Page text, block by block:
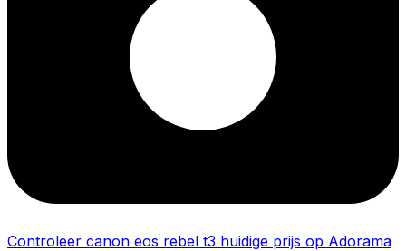
Controleer canon eos rebel t3 huidige prijs op Adorama